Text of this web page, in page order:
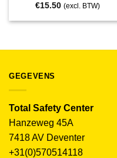
€15.50 (excl. BTW)
GEGEVENS
Total Safety Center
Hanzeweg 45A
7418 AV Deventer
+31(0)570514118